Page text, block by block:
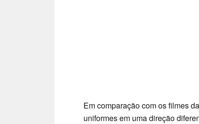
Em comparação com os filmes
uniformes em uma direção